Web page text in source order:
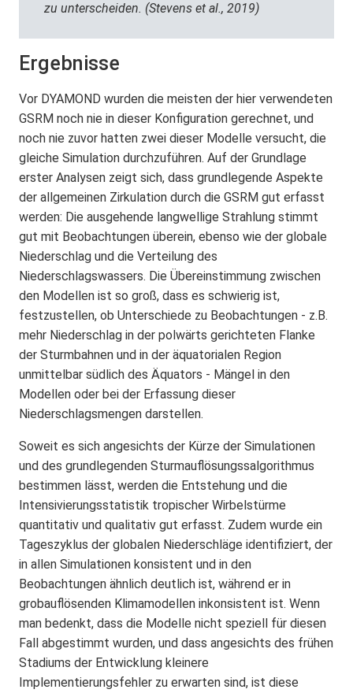
zu unterscheiden. (Stevens et al., 2019)
Ergebnisse
Vor DYAMOND wurden die meisten der hier verwendeten
GSRM noch nie in dieser Konfiguration gerechnet, und
noch nie zuvor hatten zwei dieser Modelle versucht, die
gleiche Simulation durchzuführen. Auf der Grundlage
erster Analysen zeigt sich, dass grundlegende Aspekte
der allgemeinen Zirkulation durch die GSRM gut erfasst
werden: Die ausgehende langwellige Strahlung stimmt
gut mit Beobachtungen überein, ebenso wie der globale
Niederschlag und die Verteilung des
Niederschlagswassers. Die Übereinstimmung zwischen
den Modellen ist so groß, dass es schwierig ist,
festzustellen, ob Unterschiede zu Beobachtungen - z.B.
mehr Niederschlag in der polwärts gerichteten Flanke
der Sturmbahnen und in der äquatorialen Region
unmittelbar südlich des Äquators - Mängel in den
Modellen oder bei der Erfassung dieser
Niederschlagsmengen darstellen.
Soweit es sich angesichts der Kürze der Simulationen
und des grundlegenden Sturmauflösungssalgorithmus
bestimmen lässt, werden die Entstehung und die
Intensivierungsstatistik tropischer Wirbelstürme
quantitativ und qualitativ gut erfasst. Zudem wurde ein
Tageszyklus der globalen Niederschläge identifiziert, der
in allen Simulationen konsistent und in den
Beobachtungen ähnlich deutlich ist, während er in
grobauflösenden Klimamodellen inkonsistent ist. Wenn
man bedenkt, dass die Modelle nicht speziell für diesen
Fall abgestimmt wurden, und dass angesichts des frühen
Stadiums der Entwicklung kleinere
Implementierungsfehler zu erwarten sind, ist diese